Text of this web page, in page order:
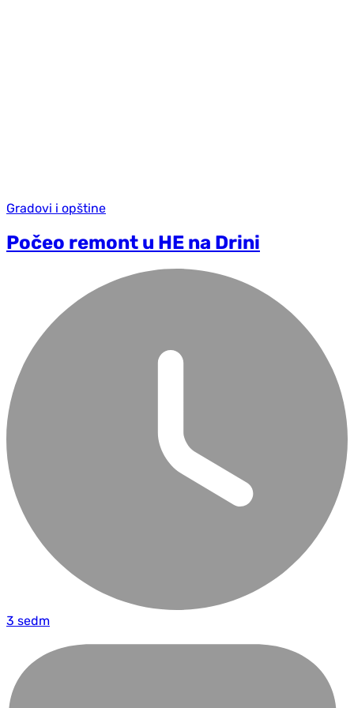
Gradovi i opštine
Počeo remont u HE na Drini
3 sedm